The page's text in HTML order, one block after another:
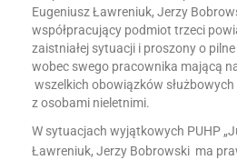
Eugeniusz Ławreniuk, Jerzy
współpracujący podmiot trzeci
zaistniałej sytuacji i proszony o
wobec swego pracownika mającą
wszelkich obowiązków
z osobami nieletnimi.
W sytuacjach wyjątkowych PUHP
Ławreniuk, Jerzy Bobrowski ma